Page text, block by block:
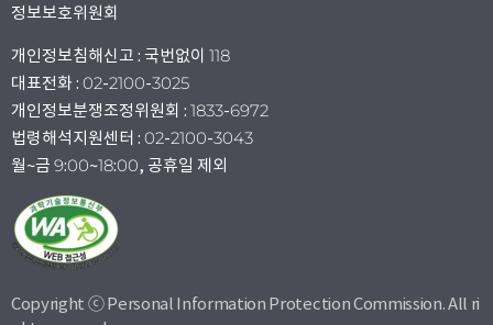
정보보호위원회
개인정보침해신고 : 국번없이 118
대표전화 : 02-2100-3025
개인정보분쟁조정위원회 : 1833-6972
법령해석지원센터 : 02-2100-3043
월~금 9:00~18:00, 공휴일 제외
Copyright ⓒ Personal Information Protection Commission. All ri